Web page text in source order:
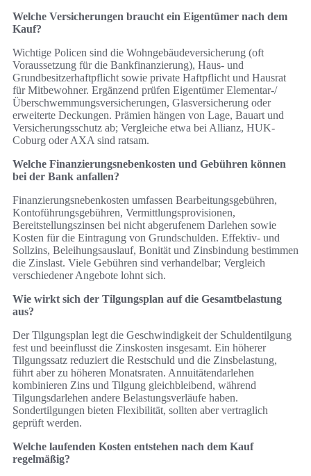
Welche Versicherungen braucht ein Eigentümer nach dem
Kauf?
Wichtige Policen sind die Wohngebäudeversicherung (oft
Voraussetzung für die Bankfinanzierung), Haus- und
Grundbesitzerhaftpflicht sowie private Haftpflicht und Hausrat
für Mitbewohner. Ergänzend prüfen Eigentümer Elementar-/
Überschwemmungsversicherungen, Glasversicherung oder
erweiterte Deckungen. Prämien hängen von Lage, Bauart und
Versicherungsschutz ab; Vergleiche etwa bei Allianz, HUK-
Coburg oder AXA sind ratsam.
Welche Finanzierungsnebenkosten und Gebühren können
bei der Bank anfallen?
Finanzierungsnebenkosten umfassen Bearbeitungsgebühren,
Kontoführungsgebühren, Vermittlungsprovisionen,
Bereitstellungszinsen bei nicht abgerufenem Darlehen sowie
Kosten für die Eintragung von Grundschulden. Effektiv- und
Sollzins, Beleihungsauslauf, Bonität und Zinsbindung bestimmen
die Zinslast. Viele Gebühren sind verhandelbar; Vergleich
verschiedener Angebote lohnt sich.
Wie wirkt sich der Tilgungsplan auf die Gesamtbelastung
aus?
Der Tilgungsplan legt die Geschwindigkeit der Schuldentilgung
fest und beeinflusst die Zinskosten insgesamt. Ein höherer
Tilgungssatz reduziert die Restschuld und die Zinsbelastung,
führt aber zu höheren Monatsraten. Annuitätendarlehen
kombinieren Zins und Tilgung gleichbleibend, während
Tilgungsdarlehen andere Belastungsverläufe haben.
Sondertilgungen bieten Flexibilität, sollten aber vertraglich
geprüft werden.
Welche laufenden Kosten entstehen nach dem Kauf
regelmäßig?